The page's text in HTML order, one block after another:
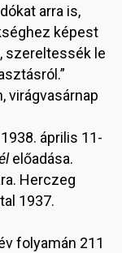
arra is,
képest
szereltessék le
virágvasárnap
április 11-
előadása.
Herczeg
1937.
folyamán 211